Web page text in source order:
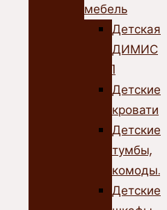
мебель
Детская
ДИМИС
1
Детские
кровати
Детские
тумбы,
комоды.
Детские